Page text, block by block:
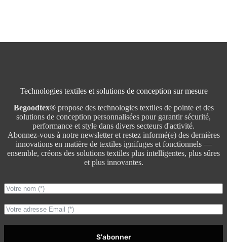
Technologies textiles et solutions de conception sur mesure
Begoodtex®propose des technologies textiles de pointe et des
solutions de conception personnalisées pour garantir sécurité,
performance et style dans divers secteurs d'activité.
Abonnez-vous à notre newsletter et restez informé(e) des dernières
innovations en matière de textiles ignifuges et fonctionnels —
ensemble, créons des solutions textiles plus intelligentes, plus sûres
et plus innovantes.
S'abonner